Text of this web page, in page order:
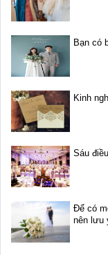
Bạn có
Kinh
Sáu
Để có
nên lưu